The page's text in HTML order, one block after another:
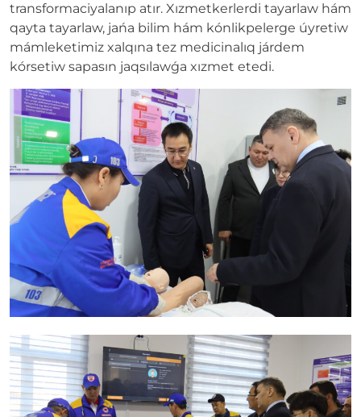
transformaciyalanıp atır. Xızmetkerlerdi tayarlaw hám
qayta tayarlaw, jańa bilim hám kónlikpelerge úyretiw
mámleketimiz xalqına tez medicinalıq járdem
kórsetiw sapasın jaqsılawǵa xızmet etedi.